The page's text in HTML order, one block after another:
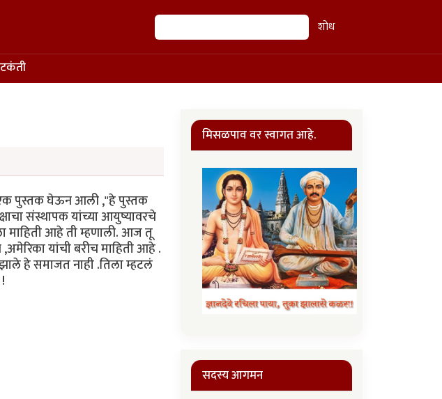
शोध शोध
एक पुस्तक घेऊन आली ,"हे पुस्तक
संस्थापक यांच्या आयुष्यावरचे
माहिती आहे ती म्हणाली. आज तू
यांची बरीच माहिती आहे .
हे समाजत नाही .तिला म्हटलं
मिसळपाव वर स्वागत आहे.
सदस्य आगमन